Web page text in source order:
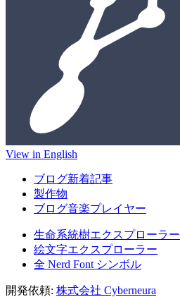
View in English
ブログ新着記事
製作物
ブログ音楽プレイヤー
生命系統樹エクスプローラー
絵文字エクスプローラー
全 Nerd Font シンボル
開発依頼: 株式会社 Cyberneura